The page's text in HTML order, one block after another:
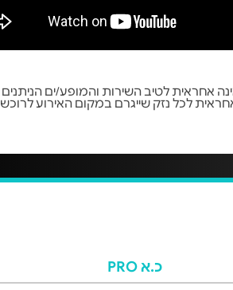
אחראית לטיב השירות והמופע/ים הניתנים
לכל נזק שייגרם במקום האירוע לרוכש
כ.א PRO